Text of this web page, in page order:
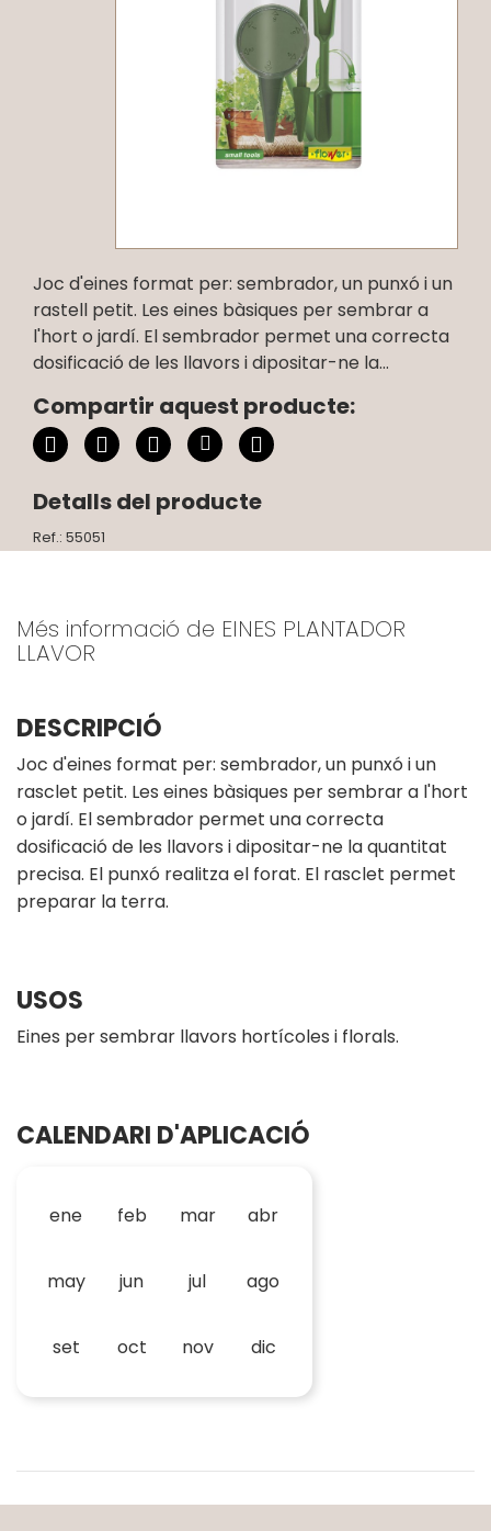
Joc d'eines format per: sembrador, un punxó i un
rastell petit. Les eines bàsiques per sembrar a
l'hort o jardí. El sembrador permet una correcta
dosificació de les llavors i dipositar-ne la...
Compartir aquest producte:
Detalls del producte
Ref.: 55051
Més informació de EINES PLANTADOR
LLAVOR
DESCRIPCIÓ
Joc d'eines format per: sembrador, un punxó i un
rasclet petit. Les eines bàsiques per sembrar a l'hort
o jardí. El sembrador permet una correcta
dosificació de les llavors i dipositar-ne la quantitat
precisa. El punxó realitza el forat. El rasclet permet
preparar la terra.
USOS
Eines per sembrar llavors hortícoles i florals.
CALENDARI D'APLICACIÓ
ene feb mar abr
may jun jul ago
set oct nov dic